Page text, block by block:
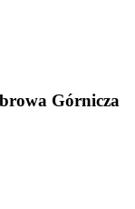
Górnicza